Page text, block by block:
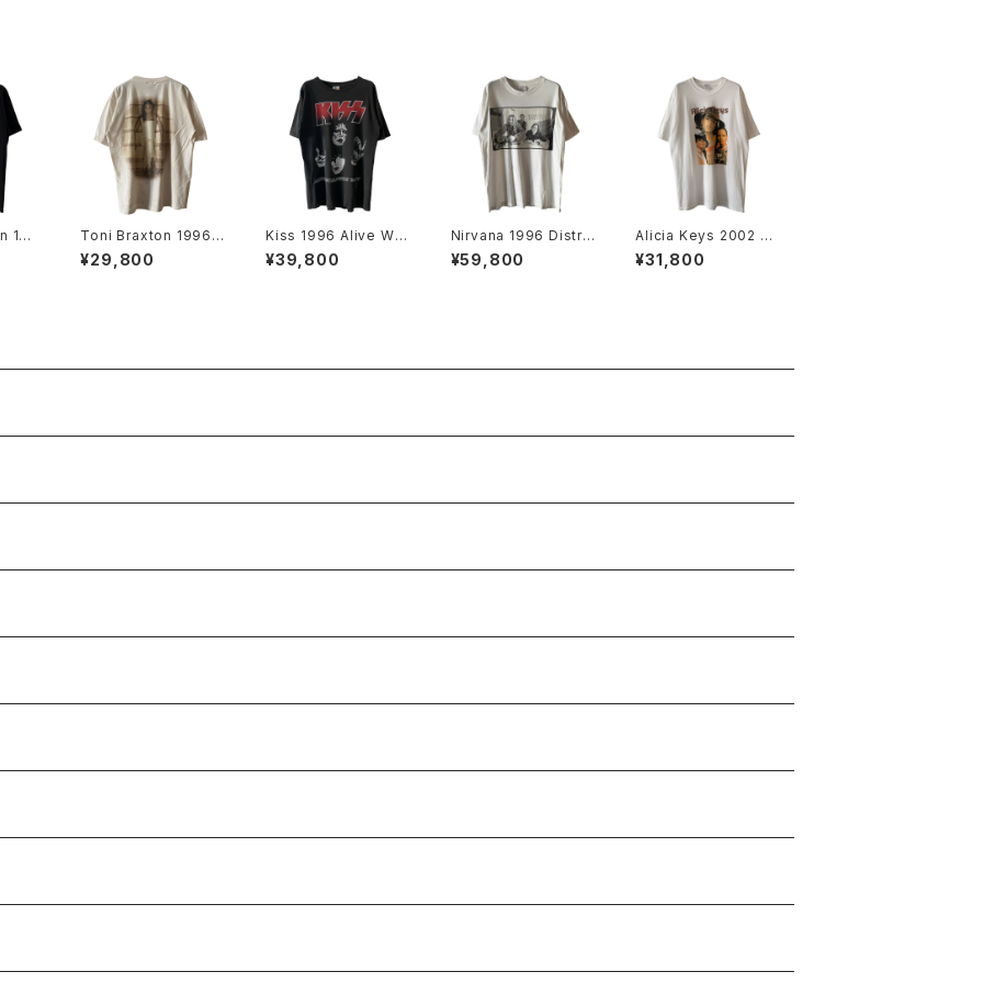
199
Toni Braxton 1996 S
ecrets Rap Tee
¥29,800
Kiss 1996 Alive Wor
ldwide Tour Band T
ee
¥39,800
Nirvana 1996 Distre
ssed Member Portr
ait Band Tee
¥59,800
Alicia Keys 2002 To
ur Rap Tee
¥31,800